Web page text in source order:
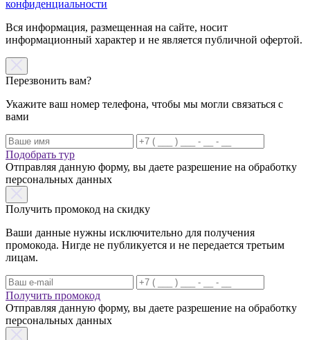
конфиденциальности
Вся информация, размещенная на сайте, носит
информационный характер и не является публичной офертой.
Перезвонить вам?
Укажите ваш номер телефона, чтобы мы могли связаться с
вами
Подобрать тур
Отправляя данную форму, вы даете разрешение на обработку
персональных данных
Получить промокод на скидку
Ваши данные нужны исключительно для получения
промокода. Нигде не публикуется и не передается третьим
лицам.
Получить промокод
Отправляя данную форму, вы даете разрешение на обработку
персональных данных